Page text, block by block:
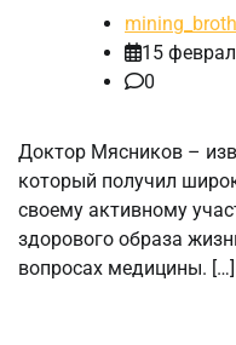
mining_broth
15
0
Доктор Мясников –
который получил
своему активному
здорового образа
вопросах медицины. […]